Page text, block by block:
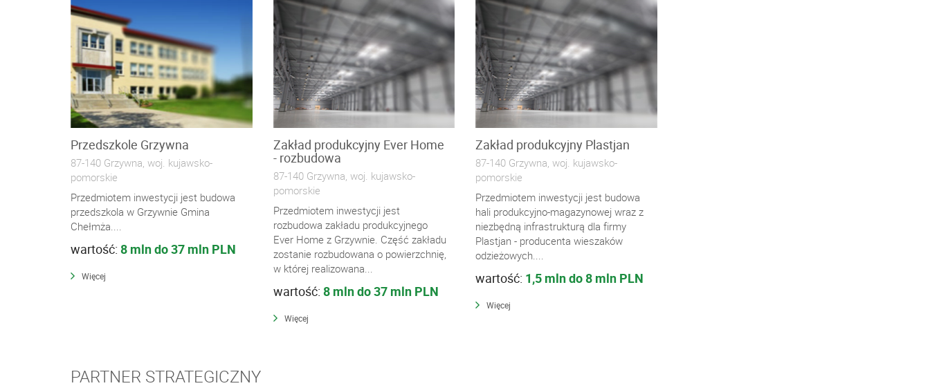
Przedszkole Grzywna
87-140 Grzywna, woj. kujawsko-
pomorskie
Przedmiotem inwestycji jest budowa
przedszkola w Grzywnie Gmina
Chełmża....
wartość: 8 mln do 37 mln PLN
Więcej
Zakład produkcyjny Ever Home
- rozbudowa
87-140 Grzywna, woj. kujawsko-
pomorskie
Przedmiotem inwestycji jest
rozbudowa zakładu produkcyjnego
Ever Home z Grzywnie. Część zakładu
zostanie rozbudowana o powierzchnię,
w której realizowana...
wartość: 8 mln do 37 mln PLN
Więcej
Zakład produkcyjny Plastjan
87-140 Grzywna, woj. kujawsko-
pomorskie
Przedmiotem inwestycji jest budowa
hali produkcyjno-magazynowej wraz z
niezbędną infrastrukturą dla firmy
Plastjan - producenta wieszaków
odzieżowych....
wartość: 1,5 mln do 8 mln PLN
Więcej
PARTNER STRATEGICZNY